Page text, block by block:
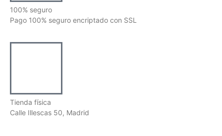
100% seguro
Pago 100% seguro encriptado con SSL
Tienda física
Calle Illescas 50, Madrid